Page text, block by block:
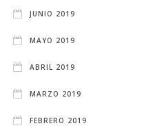
JUNIO 2019
MAYO 2019
ABRIL 2019
MARZO 2019
FEBRERO 2019